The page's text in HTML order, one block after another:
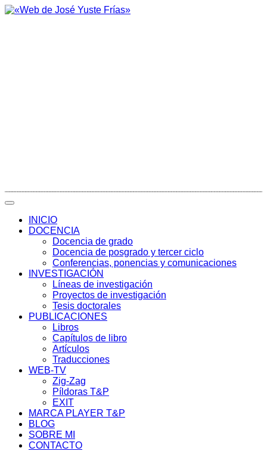
INICIO
DOCENCIA
Docencia de grado
Docencia de posgrado y tercer ciclo
Conferencias, ponencias y comunicaciones
INVESTIGACIÓN
Líneas de investigación
Proyectos de investigación
Tesis doctorales
PUBLICACIONES
Libros
Capítulos de libro
Artículos
Traducciones
WEB-TV
Zig-Zag
Píldoras T&P
EXIT
MARCA PLAYER T&P
BLOG
SOBRE MI
CONTACTO